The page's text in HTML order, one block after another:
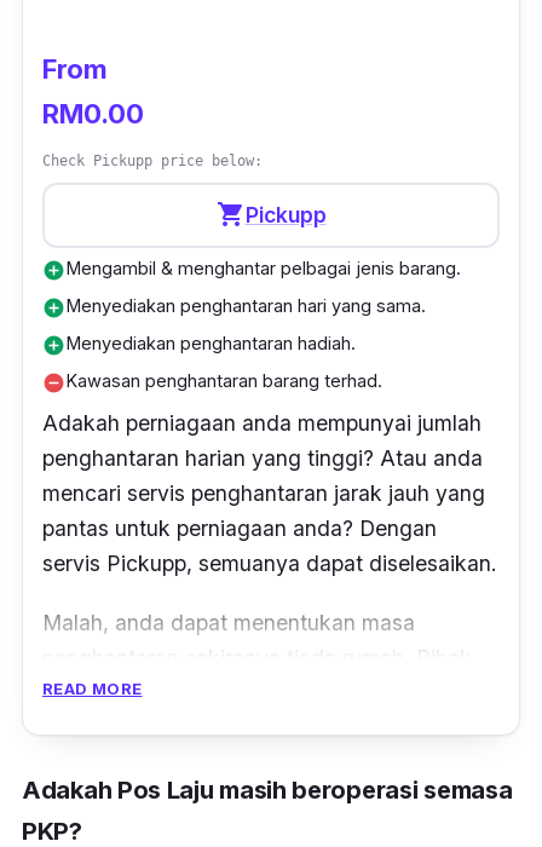
From
RM0.00
Check Pickupp price below:
shopping_cartPickupp
add_circleMengambil & menghantar pelbagai jenis barang.
add_circleMenyediakan penghantaran hari yang sama.
add_circleMenyediakan penghantaran hadiah.
remove_circleKawasan penghantaran barang terhad.
Adakah perniagaan anda mempunyai jumlah
penghantaran harian yang tinggi? Atau anda
mencari servis penghantaran jarak jauh yang
pantas untuk perniagaan anda? Dengan
servis Pickupp, semuanya dapat diselesaikan.
Malah, anda dapat menentukan masa
penghantaran sekiranya tiada rumah. Pihak
Pickupp juga menyediakan perkhidmatan
Bagaimanapun,
READ MORE
Adakah Pos Laju masih beroperasi semasa
PKP?